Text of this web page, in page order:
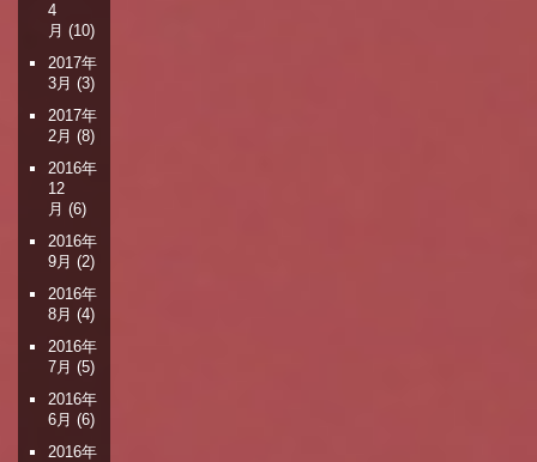
4
月 (10)
2017年
3月 (3)
2017年
2月 (8)
2016年
12
月 (6)
2016年
9月 (2)
2016年
8月 (4)
2016年
7月 (5)
2016年
6月 (6)
2016年